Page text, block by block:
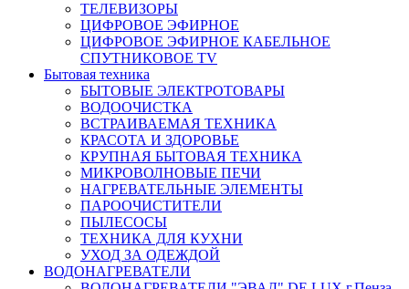
ТЕЛЕВИЗОРЫ
ЦИФРОВОЕ ЭФИРНОЕ
ЦИФРОВОЕ ЭФИРНОЕ КАБЕЛЬНОЕ
СПУТНИКОВОЕ TV
Бытовая техника
БЫТОВЫЕ ЭЛЕКТРОТОВАРЫ
ВОДООЧИСТКА
ВСТРАИВАЕМАЯ ТЕХНИКА
КРАСОТА И ЗДОРОВЬЕ
КРУПНАЯ БЫТОВАЯ ТЕХНИКА
МИКРОВОЛНОВЫЕ ПЕЧИ
НАГРЕВАТЕЛЬНЫЕ ЭЛЕМЕНТЫ
ПАРООЧИСТИТЕЛИ
ПЫЛЕСОСЫ
ТЕХНИКА ДЛЯ КУХНИ
УХОД ЗА ОДЕЖДОЙ
ВОДОНАГРЕВАТЕЛИ